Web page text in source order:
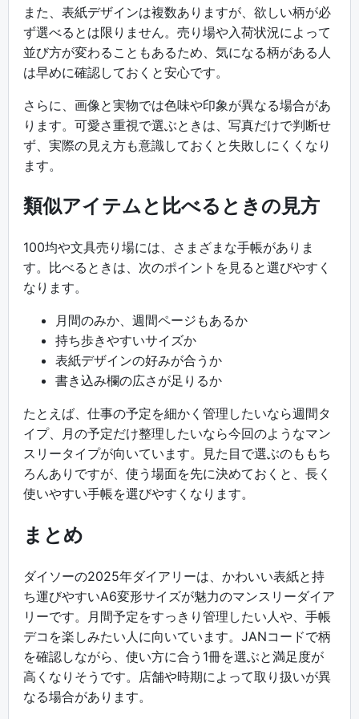
また、表紙デザインは複数ありますが、欲しい柄が必
ず選べるとは限りません。売り場や入荷状況によって
並び方が変わることもあるため、気になる柄がある人
は早めに確認しておくと安心です。
さらに、画像と実物では色味や印象が異なる場合があ
ります。可愛さ重視で選ぶときは、写真だけで判断せ
ず、実際の見え方も意識しておくと失敗しにくくなり
ます。
類似アイテムと比べるときの見方
100均や文具売り場には、さまざまな手帳がありま
す。比べるときは、次のポイントを見ると選びやすく
なります。
月間のみか、週間ページもあるか
持ち歩きやすいサイズか
表紙デザインの好みが合うか
書き込み欄の広さが足りるか
たとえば、仕事の予定を細かく管理したいなら週間タ
イプ、月の予定だけ整理したいなら今回のようなマン
スリータイプが向いています。見た目で選ぶのももち
ろんありですが、使う場面を先に決めておくと、長く
使いやすい手帳を選びやすくなります。
まとめ
ダイソーの2025年ダイアリーは、かわいい表紙と持
ち運びやすいA6変形サイズが魅力のマンスリーダイア
リーです。月間予定をすっきり管理したい人や、手帳
デコを楽しみたい人に向いています。JANコードで柄
を確認しながら、使い方に合う1冊を選ぶと満足度が
高くなりそうです。店舗や時期によって取り扱いが異
なる場合があります。